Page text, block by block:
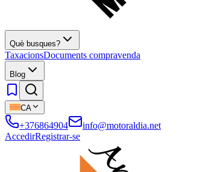
Què busques?
TaxacionsDocuments compravenda
Blog
CA
+376864904
info@motoraldia.net
AccedirRegistrar-se